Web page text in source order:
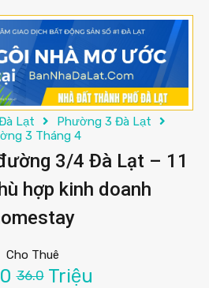
Lạt
Phường 3 Đà Lạt
3 Tháng 4
3/4 Đà Lạt – 11
hợp kinh doanh
Cho Thuê
36.0Triệu